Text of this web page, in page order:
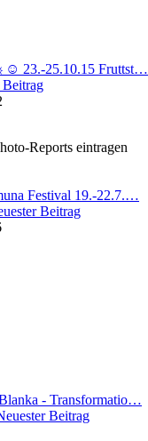
23.-25.10.15 Fruttst…
Beitrag
Reports eintragen
Festival 19.-22.7.…
Beitrag
- Transformatio…
Beitrag